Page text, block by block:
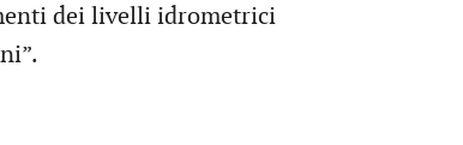
dei livelli idrometrici